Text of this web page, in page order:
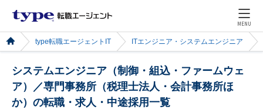
MENU
type転職エージェントIT ITエンジニア・システムエンジニア
システムエンジニア（制御・組込・ファームウェ
ア）／専門事務所（税理士法人・会計事務所ほ
か）の転職・求人・中途採用一覧